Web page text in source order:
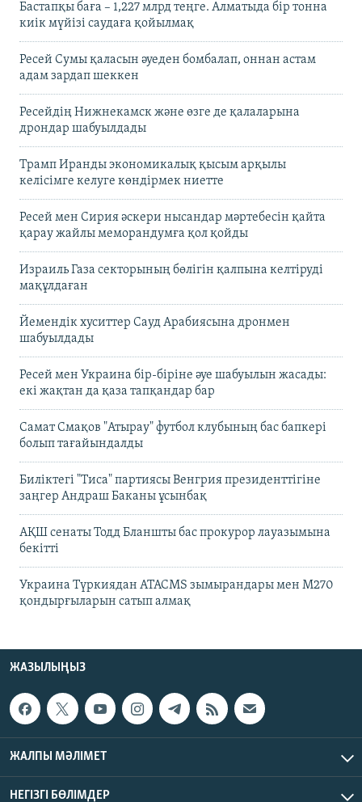
Бастапқы баға – 1,227 млрд теңге. Алматыда бір тонна
киік мүйізі саудаға қойылмақ
Ресей Сумы қаласын әуеден бомбалап, оннан астам
адам зардап шеккен
Ресейдің Нижнекамск және өзге де қалаларына
дрондар шабуылдады
Трамп Иранды экономикалық қысым арқылы
келісімге келуге көндірмек ниетте
Ресей мен Сирия әскери нысандар мәртебесін қайта
қарау жайлы меморандумға қол қойды
Израиль Газа секторының бөлігін қалпына келтіруді
мақұлдаған
Йемендік хуситтер Сауд Арабиясына дронмен
шабуылдады
Ресей мен Украина бір-біріне әуе шабуылын жасады:
екі жақтан да қаза тапқандар бар
Самат Смақов "Атырау" футбол клубының бас бапкері
болып тағайындалды
Биліктегі "Тиса" партиясы Венгрия президенттігіне
заңгер Андраш Баканы ұсынбақ
АҚШ сенаты Тодд Бланшты бас прокурор лауазымына
бекітті
Украина Түркиядан ATACMS зымырандары мен M270
қондырғыларын сатып алмақ
ЖАЗЫЛЫҢЫЗ
ЖАЛПЫ МӘЛІМЕТ
НЕГІЗГІ БӨЛІМДЕР